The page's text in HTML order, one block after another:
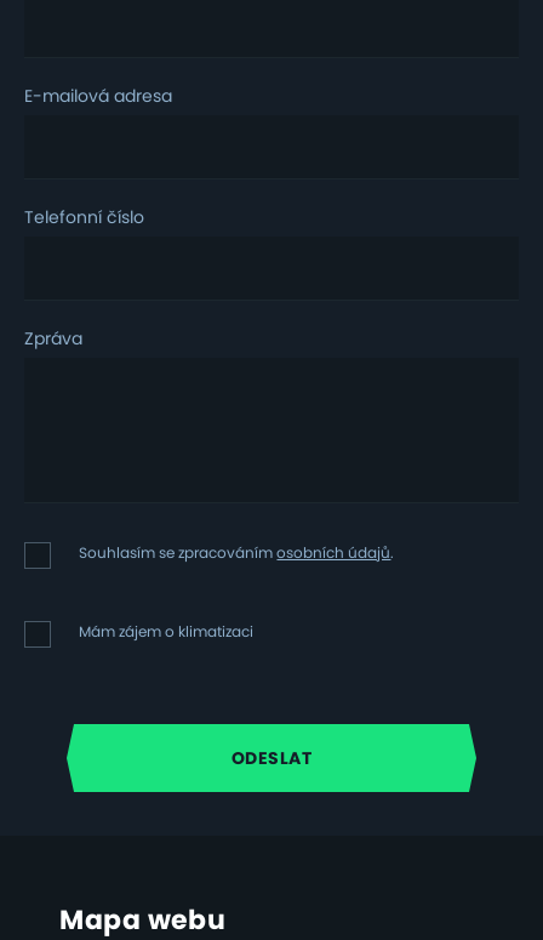
E-mailová adresa
Telefonní číslo
Zpráva
Souhlasím
se
Souhlasím se zpracovánímosobních údajů.
Mám
zájem
Mám zájem o klimatizaci
Footer
Mapa webu